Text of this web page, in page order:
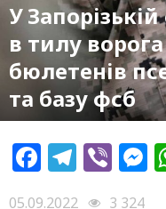
У
в тилу
бюлетенів
та базу фсб
05.09.2022
3 324